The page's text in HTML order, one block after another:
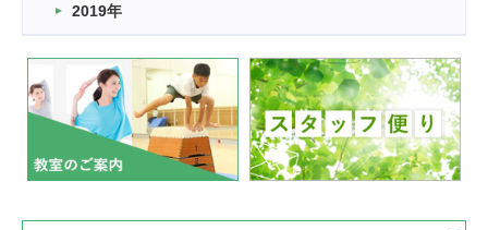
緑ケ丘体育館
いたっぼーる大会☆彡
緑ケ丘体育館
2022.07.03
市内総合体育大会が開始
緑ケ丘体育館 猪名川運動広場
古池運動広場
2019年